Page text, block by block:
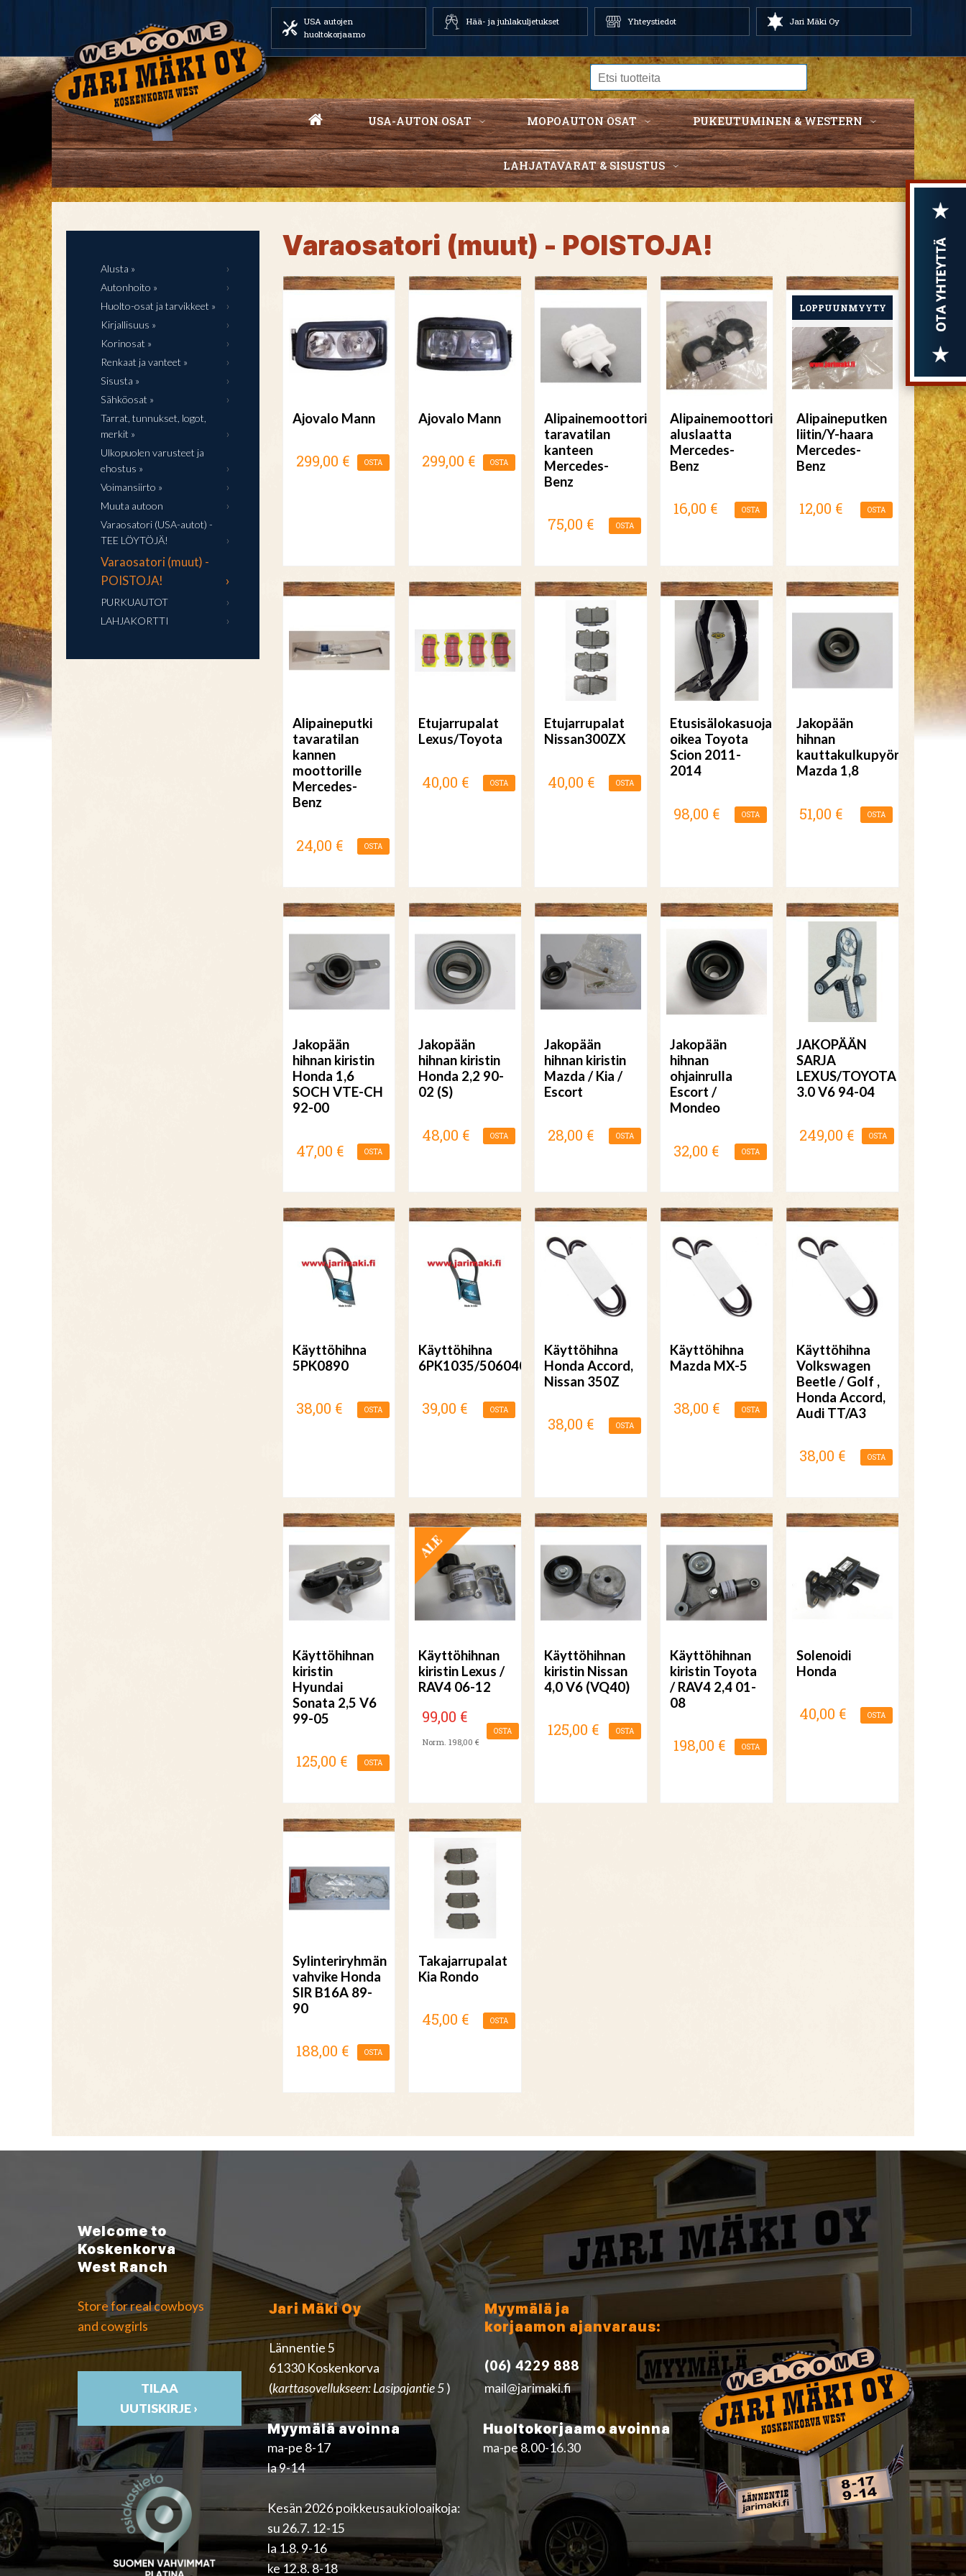
USA autojen
huoltokorjaamo
Hää- ja juhlakuljetukset Yhteystiedot Jari Mäki Oy
USA-AUTON OSAT MOPOAUTON OSAT PUKEUTUMINEN & WESTERN
LAHJATAVARAT & SISUSTUS
Alusta »
Autonhoito »
Huolto-osat ja tarvikkeet »
Kirjallisuus »
Korinosat »
Renkaat ja vanteet »
Sisusta »
Sähköosat »
Tarrat, tunnukset, logot,
merkit »
Ulkopuolen varusteet ja
ehostus »
Voimansiirto »
Muuta autoon
Varaosatori (USA-autot) -
TEE LÖYTÖJÄ!
Varaosatori (muut) -
POISTOJA!
PURKUAUTOT
LAHJAKORTTI
Varaosatori (muut) - POISTOJA!
Ajovalo Mann
299,00 € OSTA
Ajovalo Mann
299,00 € OSTA
Alipainemoottori
taravatilan
kanteen
Mercedes-
Benz
75,00 € OSTA
Alipainemoottorin
aluslaatta
Mercedes-
Benz
16,00 € OSTA
Alipaineputken
liitin/Y-haara
Mercedes-
Benz
12,00 € OSTA
Alipaineputki
tavaratilan
kannen
moottorille
Mercedes-
Benz
24,00 € OSTA
Etujarrupalat
Lexus/Toyota
40,00 € OSTA
Etujarrupalat
Nissan300ZX
40,00 € OSTA
Etusisälokasuoja
oikea Toyota
Scion 2011-
2014
98,00 € OSTA
Jakopään
hihnan
kauttakulkupyörä
Mazda 1,8
51,00 € OSTA
Jakopään
hihnan kiristin
Honda 1,6
SOCH VTE-CH
92-00
47,00 € OSTA
Jakopään
hihnan kiristin
Honda 2,2 90-
02 (S)
48,00 € OSTA
Jakopään
hihnan kiristin
Mazda / Kia /
Escort
28,00 € OSTA
Jakopään
hihnan
ohjainrulla
Escort /
Mondeo
32,00 € OSTA
JAKOPÄÄN
SARJA
LEXUS/TOYOTA
3.0 V6 94-04
249,00 € OSTA
Käyttöhihna
5PK0890
38,00 € OSTA
Käyttöhihna
6PK1035/5060408
39,00 € OSTA
Käyttöhihna
Honda Accord,
Nissan 350Z
38,00 € OSTA
Käyttöhihna
Mazda MX-5
38,00 € OSTA
Käyttöhihna
Volkswagen
Beetle / Golf ,
Honda Accord,
Audi TT/A3
38,00 € OSTA
Käyttöhihnan
kiristin
Hyundai
Sonata 2,5 V6
99-05
125,00 € OSTA
TARJOUS
Käyttöhihnan
kiristin Lexus /
RAV4 06-12
99,00 €
Norm. 198,00 €
OSTA
Käyttöhihnan
kiristin Nissan
4,0 V6 (VQ40)
125,00 € OSTA
Käyttöhihnan
kiristin Toyota
/ RAV4 2,4 01-
08
198,00 € OSTA
Solenoidi
Honda
40,00 € OSTA
Sylinteriryhmän
vahvike Honda
SIR B16A 89-
90
188,00 € OSTA
Takajarrupalat
Kia Rondo
45,00 € OSTA
Welcome to
Koskenkorva
West Ranch
Store for real cowboys
and cowgirls
TILAA
UUTISKIRJE ›
Jari Mäki Oy
Lännentie 5
61330 Koskenkorva
(karttasovellukseen: Lasipajantie 5)
Myymälä ja
korjaamon ajanvaraus:
(06) 4229 888
mail@jarimaki.fi
Myymälä avoinna
ma-pe 8-17
la 9-14
Kesän 2026 poikkeusaukioloaikoja:
su 26.7. 12-15
la 1.8. 9-16
ke 12.8. 8-18
Huoltokorjaamo avoinna
ma-pe 8.00-16.30